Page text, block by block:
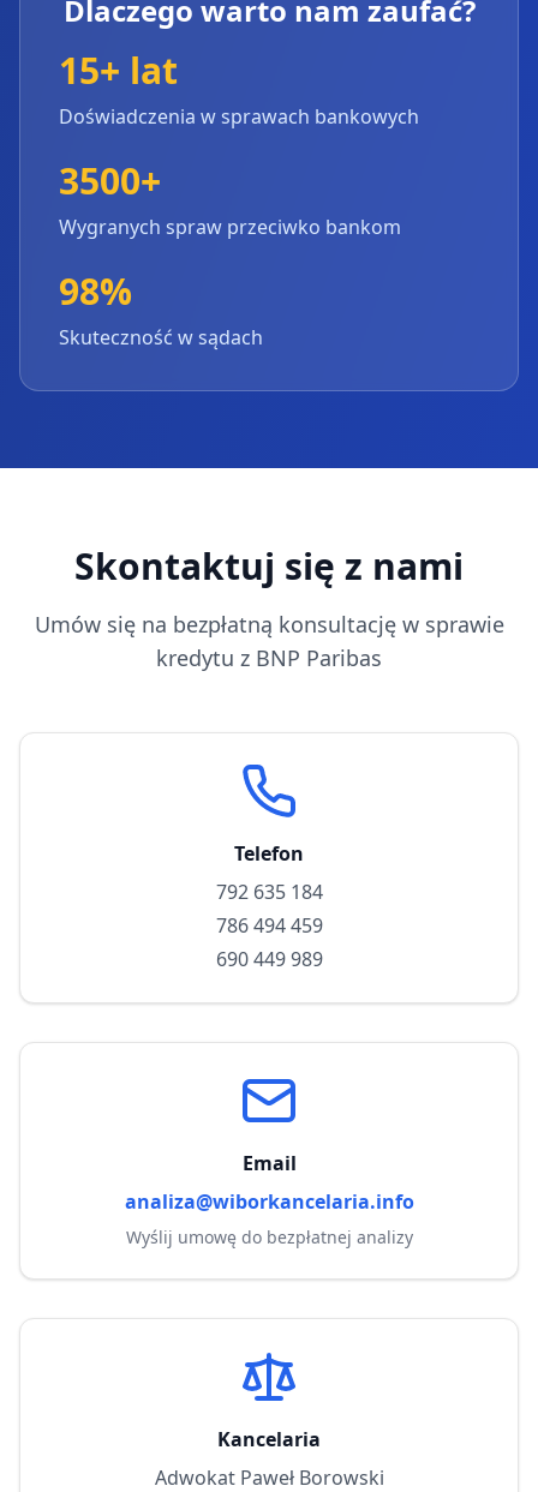
Dlaczego warto nam zaufać?
15+ lat
Doświadczenia w sprawach bankowych
3500+
Wygranych spraw przeciwko bankom
98%
Skuteczność w sądach
Skontaktuj się z nami
Umów się na bezpłatną konsultację w sprawie
kredytu z BNP Paribas
Telefon
792 635 184
786 494 459
690 449 989
Email
analiza@wiborkancelaria.info
Wyślij umowę do bezpłatnej analizy
Kancelaria
Adwokat Paweł Borowski